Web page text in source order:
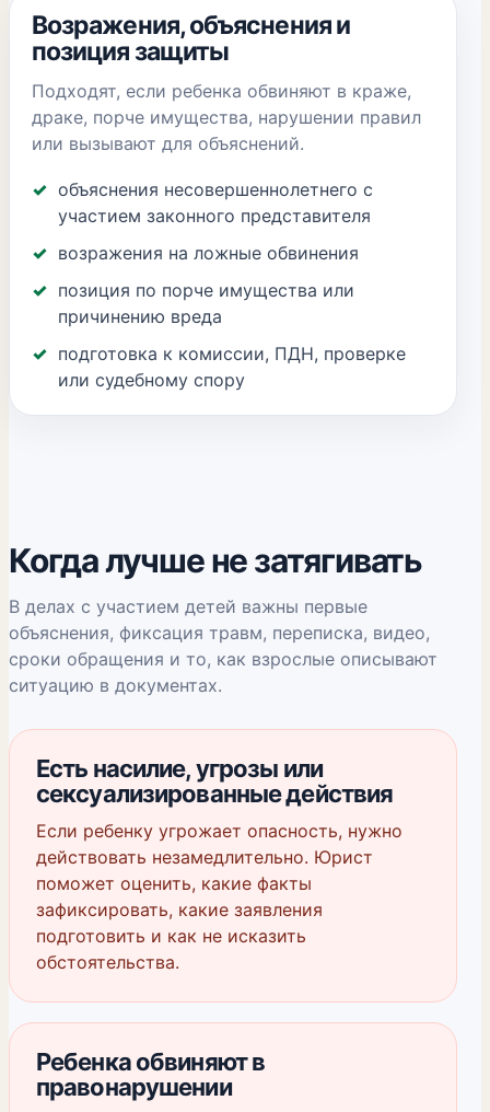
Возражения, объяснения и
позиция защиты
Подходят, если ребенка обвиняют в краже,
драке, порче имущества, нарушении правил
или вызывают для объяснений.
объяснения несовершеннолетнего с
участием законного представителя
возражения на ложные обвинения
позиция по порче имущества или
причинению вреда
подготовка к комиссии, ПДН, проверке
или судебному спору
Когда лучше не затягивать
В делах с участием детей важны первые
объяснения, фиксация травм, переписка, видео,
сроки обращения и то, как взрослые описывают
ситуацию в документах.
Есть насилие, угрозы или
сексуализированные действия
Если ребенку угрожает опасность, нужно
действовать незамедлительно. Юрист
поможет оценить, какие факты
зафиксировать, какие заявления
подготовить и как не исказить
обстоятельства.
Ребенка обвиняют в
правонарушении